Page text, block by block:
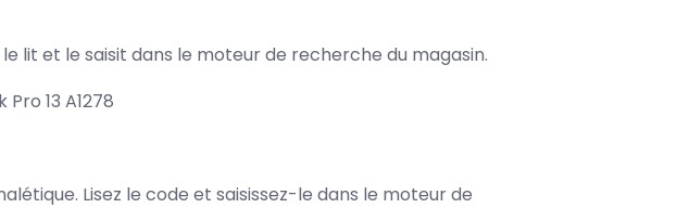
lit et le saisit dans le moteur de recherche du magasin.
13 A1278
Lisez le code et saisissez-le dans le moteur de